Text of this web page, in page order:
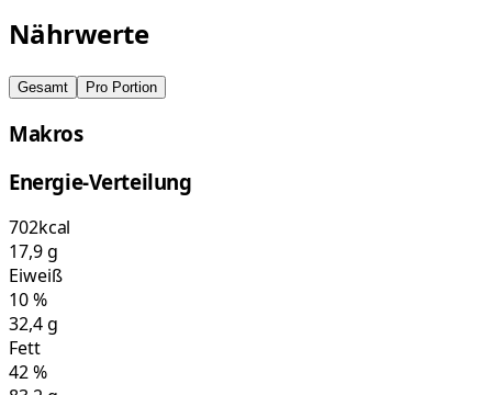
Nährwerte
Gesamt Pro Portion
Makros
Energie-Verteilung
702kcal
17,9g
Eiweiß
10%
32,4g
Fett
42%